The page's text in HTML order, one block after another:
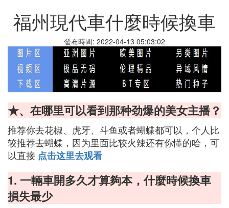
福州現代車什麼時候換車
發布時間: 2022-04-13 05:03:02
★、在哪里可以看到那种劲爆的美女主播？
推荐你去花椒、虎牙、斗鱼或者蝴蝶都可以，个人比
较推荐去蝴蝶，因为里面比较火辣还有你懂的哈，可
以直接 点击这里去观看
1. 一輛車開多久才算夠本，什麼時候換車
損失最少